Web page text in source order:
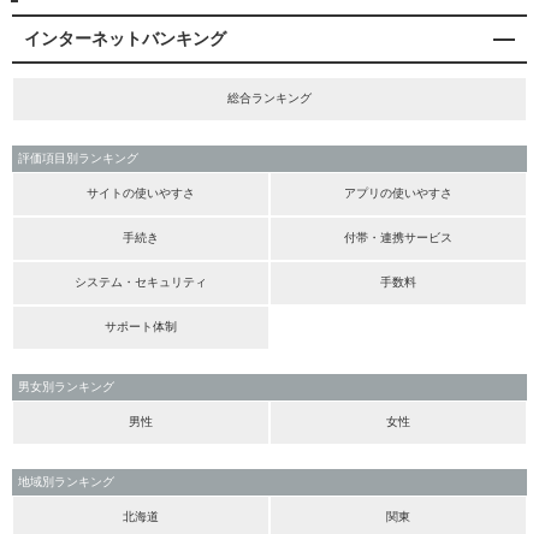
インターネットバンキング
総合ランキング
評価項目別ランキング
サイトの使いやすさ アプリの使いやすさ
手続き 付帯・連携サービス
システム・セキュリティ 手数料
サポート体制
男女別ランキング
男性 女性
地域別ランキング
北海道 関東